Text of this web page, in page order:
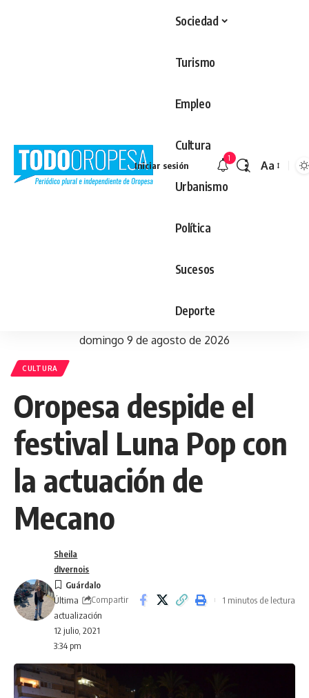
Sociedad
Turismo
Empleo
Cultura
Urbanismo
Política
Sucesos
Deporte
Iniciar sesión
1
Aa
domingo 9 de agosto de 2026
CULTURA
Oropesa despide el
festival Luna Pop con
la actuación de
Mecano
Última
actualización
12 julio, 2021
3:34 pm
Sheila
dIvernois
Compartir 1 minutos de lectura